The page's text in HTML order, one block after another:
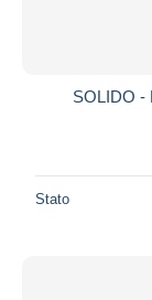
SOLIDO -
Stato